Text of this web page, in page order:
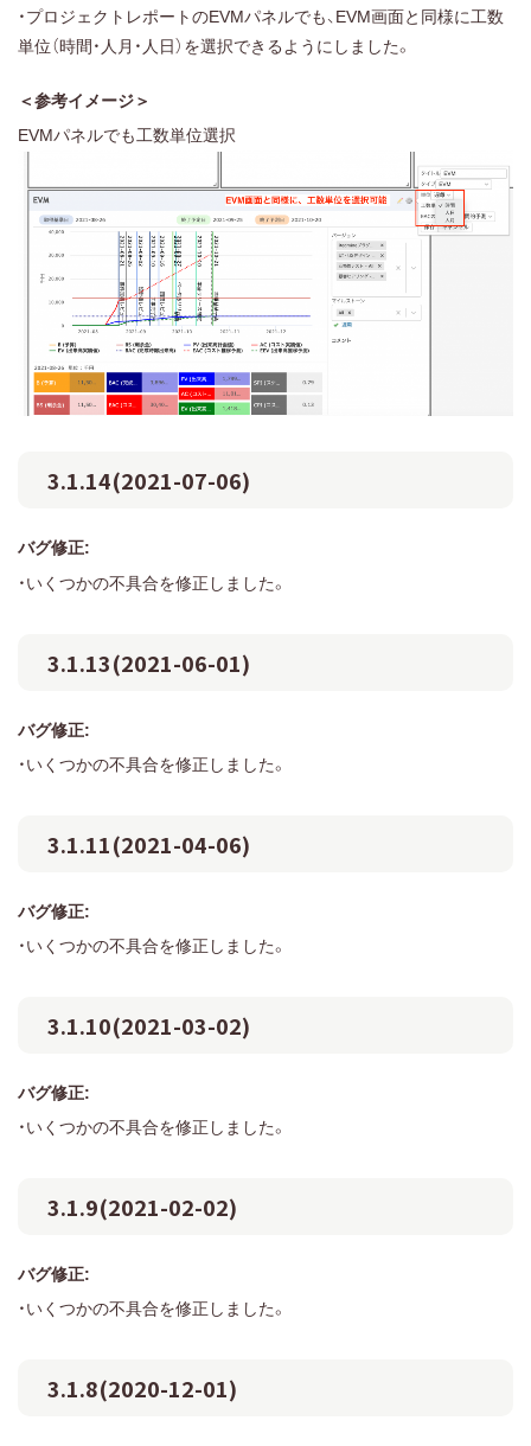
・プロジェクトレポートのEVMパネルでも、EVM画面と同様に工数
単位（時間・人月・人日）を選択できるようにしました。
＜参考イメージ＞
EVMパネルでも工数単位選択
3.1.14(2021-07-06)
バグ修正:
・いくつかの不具合を修正しました。
3.1.13(2021-06-01)
バグ修正:
・いくつかの不具合を修正しました。
3.1.11(2021-04-06)
バグ修正:
・いくつかの不具合を修正しました。
3.1.10(2021-03-02)
バグ修正:
・いくつかの不具合を修正しました。
3.1.9(2021-02-02)
バグ修正:
・いくつかの不具合を修正しました。
3.1.8(2020-12-01)